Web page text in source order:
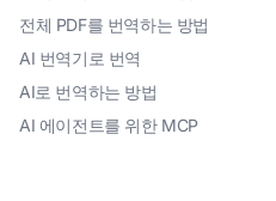
전체 PDF를 번역하는 방법
AI 번역기로 번역
AI로 번역하는 방법
AI 에이전트를 위한 MCP